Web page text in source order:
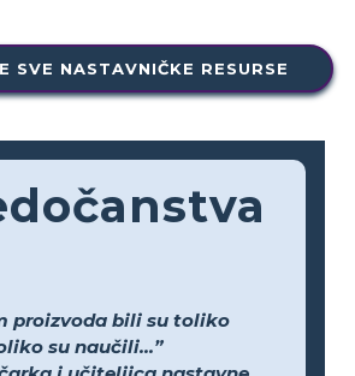
SVE NASTAVNIČKE RESURSE
proizvoda bili su toliko
su naučili...”